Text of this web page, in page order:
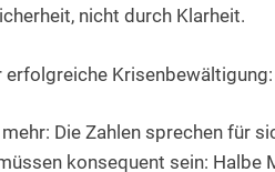
nicht durch Klarheit.
erfolgreiche Krisenbewältigung:
Die Zahlen sprechen für
konsequent sein: